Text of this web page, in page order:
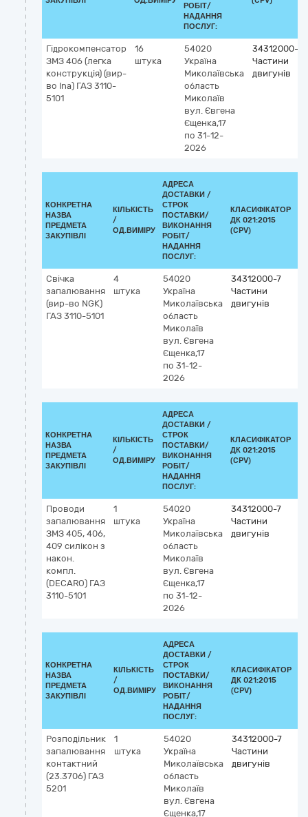
РОБІТ/
НАДАННЯ
ПОСЛУГ:
Гідрокомпенсатор
ЗМЗ 406 (легка
конструкція) (вир-
во Ina) ГАЗ 3110-
5101
16
штука
54020
Україна
Миколаївська
область
Миколаїв
вул. Євгена
Єщенка,17
по 31-12-
2026
34312000-7
Частини
двигунів
КОНКРЕТНА
НАЗВА
ПРЕДМЕТА
ЗАКУПІВЛІ
КІЛЬКІСТЬ
/
ОД.ВИМІРУ
АДРЕСА
ДОСТАВКИ /
СТРОК
ПОСТАВКИ/
ВИКОНАННЯ
РОБІТ/
НАДАННЯ
ПОСЛУГ:
КЛАСИФІКАТОР
ДК 021:2015
(CPV)
Свічка
запалювання
(вир-во NGK)
ГАЗ 3110-5101
4
штука
54020
Україна
Миколаївська
область
Миколаїв
вул. Євгена
Єщенка,17
по 31-12-
2026
34312000-7
Частини
двигунів
КОНКРЕТНА
НАЗВА
ПРЕДМЕТА
ЗАКУПІВЛІ
КІЛЬКІСТЬ
/
ОД.ВИМІРУ
АДРЕСА
ДОСТАВКИ /
СТРОК
ПОСТАВКИ/
ВИКОНАННЯ
РОБІТ/
НАДАННЯ
ПОСЛУГ:
КЛАСИФІКАТОР
ДК 021:2015
(CPV)
Проводи
запалювання
ЗМЗ 405, 406,
409 силікон з
након.
компл.
(DECARO) ГАЗ
3110-5101
1
штука
54020
Україна
Миколаївська
область
Миколаїв
вул. Євгена
Єщенка,17
по 31-12-
2026
34312000-7
Частини
двигунів
КОНКРЕТНА
НАЗВА
ПРЕДМЕТА
ЗАКУПІВЛІ
КІЛЬКІСТЬ
/
ОД.ВИМІРУ
АДРЕСА
ДОСТАВКИ /
СТРОК
ПОСТАВКИ/
ВИКОНАННЯ
РОБІТ/
НАДАННЯ
ПОСЛУГ:
КЛАСИФІКАТОР
ДК 021:2015
(CPV)
Розподільник
запалювання
контактний
(23.3706) ГАЗ
5201
1
штука
54020
Україна
Миколаївська
область
Миколаїв
вул. Євгена
Єщенка,17
34312000-7
Частини
двигунів